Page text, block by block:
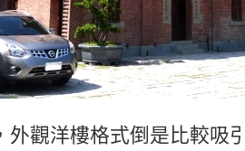
外觀洋樓格式倒是比較吸